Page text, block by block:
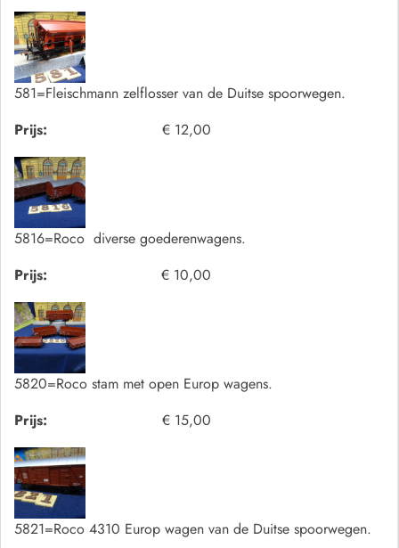
581=Fleischmann zelflosser van de Duitse spoorwegen.
Prijs:
€ 12,00
5816=Roco diverse goederenwagens.
Prijs:
€ 10,00
5820=Roco stam met open Europ wagens.
Prijs:
€ 15,00
5821=Roco 4310 Europ wagen van de Duitse spoorwegen.